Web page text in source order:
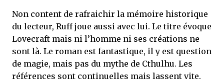
Non content de rafraichir la mémoire historique
du lecteur, Ruff joue aussi avec lui. Le titre évoque
Lovecraft mais ni l’homme ni ses créations ne
sont là. Le roman est fantastique, il y est question
de magie, mais pas du mythe de Cthulhu. Les
références sont continuelles mais lassent vite.